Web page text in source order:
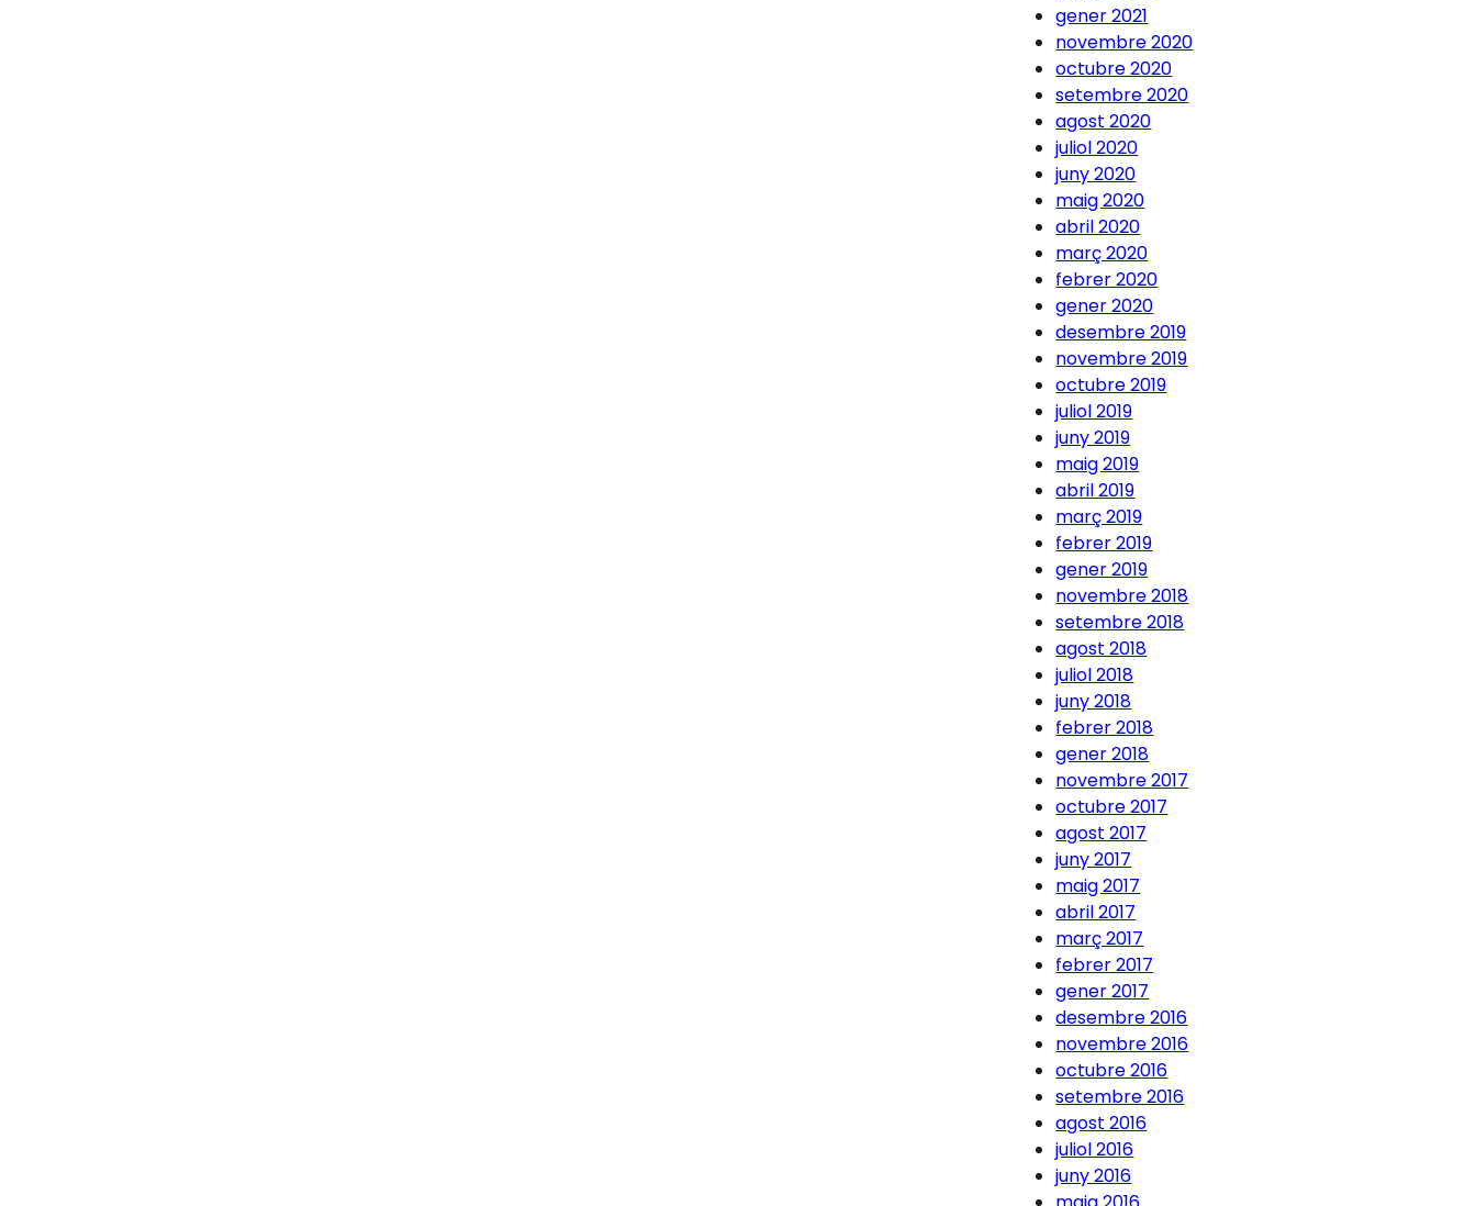
gener 2021
novembre 2020
octubre 2020
setembre 2020
agost 2020
juliol 2020
juny 2020
maig 2020
abril 2020
març 2020
febrer 2020
gener 2020
desembre 2019
novembre 2019
octubre 2019
juliol 2019
juny 2019
maig 2019
abril 2019
març 2019
febrer 2019
gener 2019
novembre 2018
setembre 2018
agost 2018
juliol 2018
juny 2018
febrer 2018
gener 2018
novembre 2017
octubre 2017
agost 2017
juny 2017
maig 2017
abril 2017
març 2017
febrer 2017
gener 2017
desembre 2016
novembre 2016
octubre 2016
setembre 2016
agost 2016
juliol 2016
juny 2016